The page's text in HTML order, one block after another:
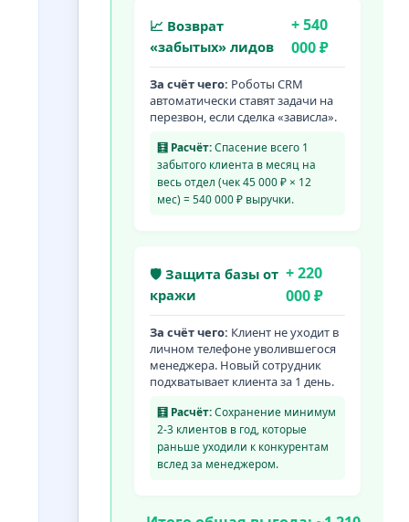
📈 Возврат
«забытых» лидов
+ 540
000 ₽
За счёт чего: Роботы CRM
автоматически ставят задачи на
перезвон, если сделка «зависла».
🧮 Расчёт:Спасение всего 1
забытого клиента в месяц на
весь отдел (чек 45 000 ₽ × 12
мес) = 540 000 ₽ выручки.
🛡 Защита базы от
кражи
+ 220
000 ₽
За счёт чего: Клиент не уходит в
личном телефоне уволившегося
менеджера. Новый сотрудник
подхватывает клиента за 1 день.
🧮 Расчёт:Сохранение минимум
2-3 клиентов в год, которые
раньше уходили к конкурентам
вслед за менеджером.